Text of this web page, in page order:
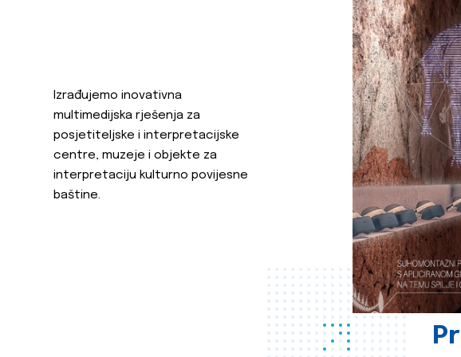
Izrađujemo inovativna
multimedijska rješenja za
posjetiteljske i interpretacijske
centre, muzeje i objekte za
interpretaciju kulturno povijesne
baštine.